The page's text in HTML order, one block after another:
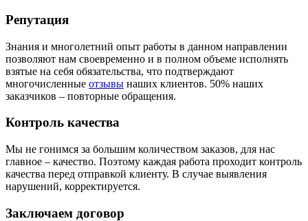
Репутация
Знания и многолетний опыт работы в данном направлении
позволяют нам своевременно и в полном объеме исполнять
взятые на себя обязательства, что подтверждают
многочисленные отзывы наших клиентов. 50% наших
заказчиков – повторные обращения.
Контроль качества
Мы не гонимся за большим количеством заказов, для нас
главное – качество. Поэтому каждая работа проходит контроль
качества перед отправкой клиенту. В случае выявления
нарушений, корректируется.
Заключаем договор